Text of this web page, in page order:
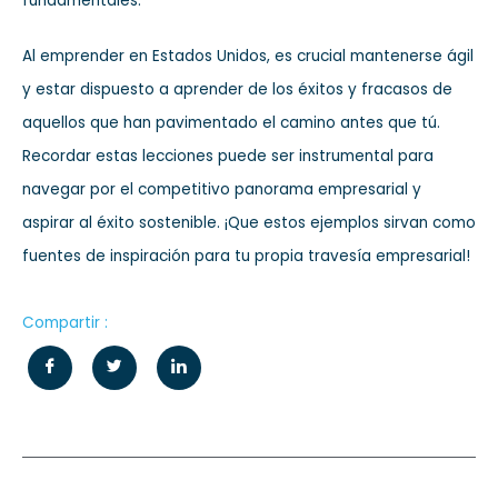
Al emprender en Estados Unidos, es crucial mantenerse ágil
y estar dispuesto a aprender de los éxitos y fracasos de
aquellos que han pavimentado el camino antes que tú.
Recordar estas lecciones puede ser instrumental para
navegar por el competitivo panorama empresarial y
aspirar al éxito sostenible. ¡Que estos ejemplos sirvan como
fuentes de inspiración para tu propia travesía empresarial!
Compartir :